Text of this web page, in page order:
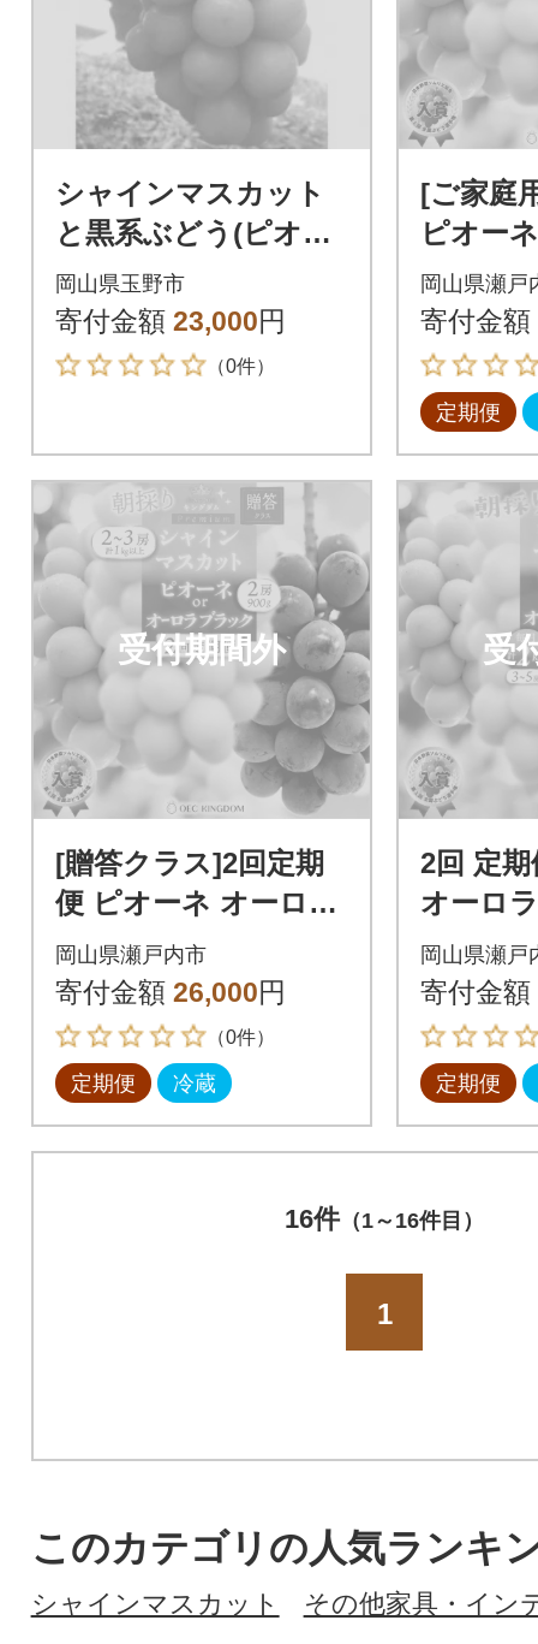
シャインマスカット
と黒系ぶどう(ピオー
ネ・オーロラブラッ
ク)の詰め合わせ 2kg
岡山県玉野市
寄付金額 23,000円
（0件）
[ご家庭
ピオー
ラック
カット
004]
岡山県瀬戸
寄付金額
定期便
受付期間外
[贈答クラス]2回定期
便 ピオーネ オーロラ
ブラック シャインマ
スカット 岡山県産[21
F7005]
岡山県瀬戸内市
寄付金額 26,000円
（0件）
定期便 冷蔵
受
2回 定
オーロ
ャイン
月計2kg
6]
岡山県瀬戸
寄付金額
定期便
16件（1～16件目）
1
このカテゴリの人気ランキ
シャインマスカット その他家具・イン